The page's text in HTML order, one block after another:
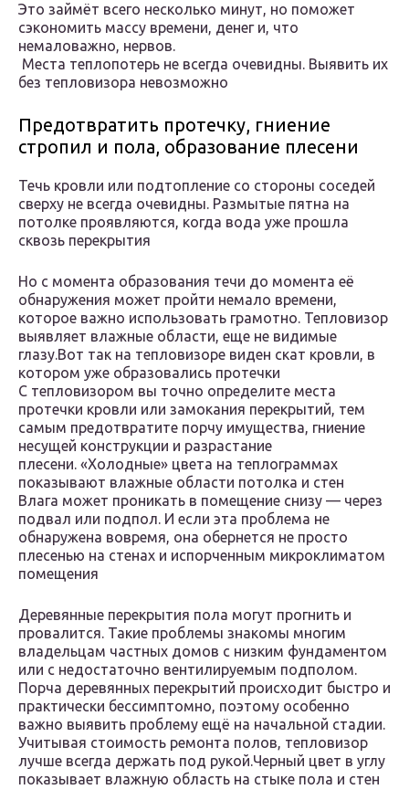
Это займёт всего несколько минут, но поможет
сэкономить массу времени, денег и, что
немаловажно, нервов.
Места теплопотерь не всегда очевидны. Выявить их
без тепловизора невозможно
Предотвратить протечку, гниение
стропил и пола, образование плесени
Течь кровли или подтопление со стороны соседей
сверху не всегда очевидны. Размытые пятна на
потолке проявляются, когда вода уже прошла
сквозь перекрытия
Но с момента образования течи до момента её
обнаружения может пройти немало времени,
которое важно использовать грамотно. Тепловизор
выявляет влажные области, еще не видимые
глазу.Вот так на тепловизоре виден скат кровли, в
котором уже образовались протечки
С тепловизором вы точно определите места
протечки кровли или замокания перекрытий, тем
самым предотвратите порчу имущества, гниение
несущей конструкции и разрастание
плесени. «Холодные» цвета на теплограммах
показывают влажные области потолка и стен
Влага может проникать в помещение снизу — через
подвал или подпол. И если эта проблема не
обнаружена вовремя, она обернется не просто
плесенью на стенах и испорченным микроклиматом
помещения
Деревянные перекрытия пола могут прогнить и
провалится. Такие проблемы знакомы многим
владельцам частных домов с низким фундаментом
или с недостаточно вентилируемым подполом.
Порча деревянных перекрытий происходит быстро и
практически бессимптомно, поэтому особенно
важно выявить проблему ещё на начальной стадии.
Учитывая стоимость ремонта полов, тепловизор
лучше всегда держать под рукой.Черный цвет в углу
показывает влажную область на стыке пола и стен